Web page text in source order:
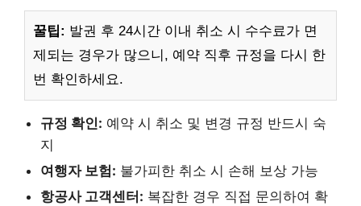
꿀팁: 발권 후 24시간 이내 취소 시 수수료가 면
제되는 경우가 많으니, 예약 직후 규정을 다시 한
번 확인하세요.
규정 확인: 예약 시 취소 및 변경 규정 반드시 숙
지
여행자 보험: 불가피한 취소 시 손해 보상 가능
항공사 고객센터: 복잡한 경우 직접 문의하여 확